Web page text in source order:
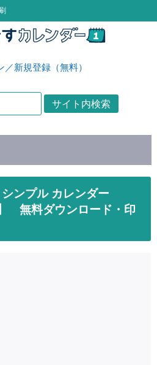
／新規登録（無料）
ンプル カレンダー
無料ダウンロード・印